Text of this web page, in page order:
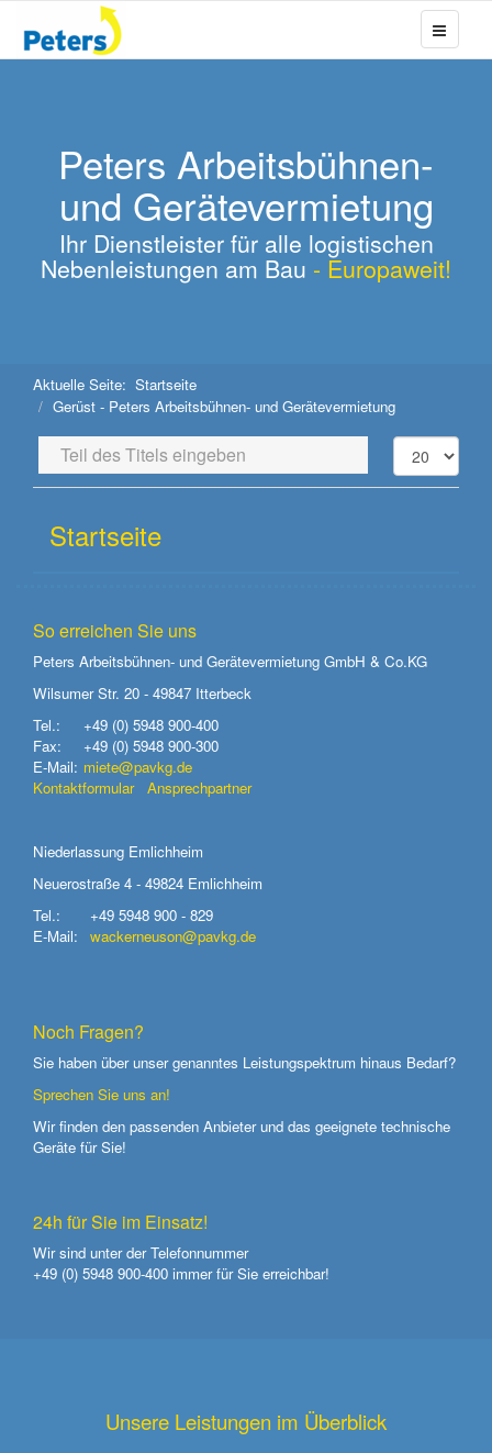
Peters Arbeitsbühnen-
und Gerätevermietung
Ihr Dienstleister für alle logistischen
Nebenleistungen am Bau - Europaweit!
Aktuelle Seite: Startseite
Gerüst - Peters Arbeitsbühnen- und Gerätevermietung
Teil
des
Titels
Anzeige
#
Startseite
So erreichen Sie uns
Peters Arbeitsbühnen- und Gerätevermietung GmbH & Co.KG
Wilsumer Str. 20 - 49847 Itterbeck
Tel.:
+49 (0) 5948 900-400
Fax:
+49 (0) 5948 900-300
E-Mail: miete@pavkg.de
Kontaktformular
Ansprechpartner
Niederlassung Emlichheim
Neuerostraße 4 - 49824 Emlichheim
Tel.:
+49 5948 900 - 829
E-Mail:
wackerneuson@pavkg.de
Noch Fragen?
Sie haben über unser genanntes Leistungspektrum hinaus Bedarf?
Sprechen Sie uns an!
Wir finden den passenden Anbieter und das geeignete technische
Geräte für Sie!
24h für Sie im Einsatz!
Wir sind unter der Telefonnummer
+49 (0) 5948 900-400 immer für Sie erreichbar!
Unsere Leistungen im Überblick